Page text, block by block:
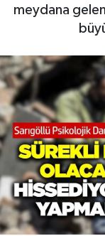
meydana
RESMİ İLAN
BİLİM VE
RESMİ İLAN
Yaşam
Tarih
Çevre
Dünya
İletişim